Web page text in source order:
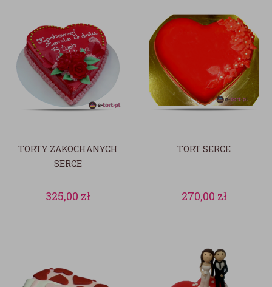
TORTY ZAKOCHANYCH
SERCE
325,00 zł
TORT SERCE
270,00 zł